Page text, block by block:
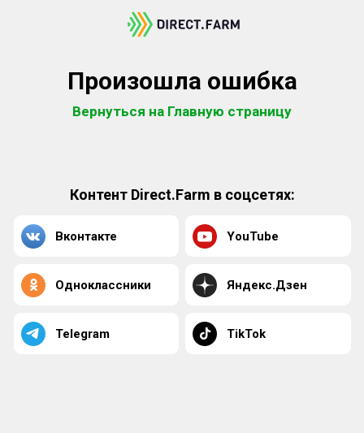
Произошла ошибка
Вернуться на Главную страницу
Контент Direct.Farm в соцсетях:
Вконтакте YouTube
Одноклассники Яндекс.Дзен
Telegram TikTok